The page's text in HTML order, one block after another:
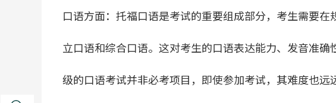
口语方面：托福口语是考试的重要组成部分，考生需要
立口语和综合口语。这对考生的口语表达能力、发音准
级的口语考试并非必考项目，即使参加考试，其难度也远